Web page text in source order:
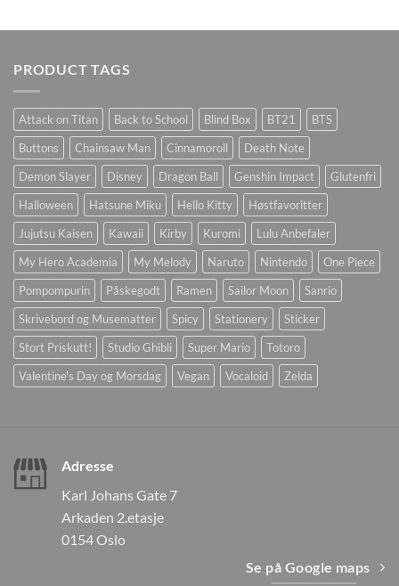
PRODUCT TAGS
Attack on Titan Back to School Blind Box BT21
BTS
Buttons
Chainsaw Man Cinnamoroll
Death Note
Demon Slayer
Disney Dragon Ball Genshin Impact
Glutenfri
Halloween
Hatsune Miku Hello Kitty
Høstfavoritter
Jujutsu Kaisen
Kawaii Kirby Kuromi
Lulu Anbefaler
My Hero Academia
My Melody Naruto Nintendo
One Piece
Pompompurin
Påskegodt Ramen Sailor Moon
Sanrio
Skrivebord og Musematter
Spicy Stationery
Sticker
Stort Priskutt!
Studio Ghibli Super Mario
Totoro
Valentine's Day og Morsdag
Vegan Vocaloid Zelda
Adresse
Karl Johans Gate 7
Arkaden 2.etasje
0154 Oslo
Se på Google maps